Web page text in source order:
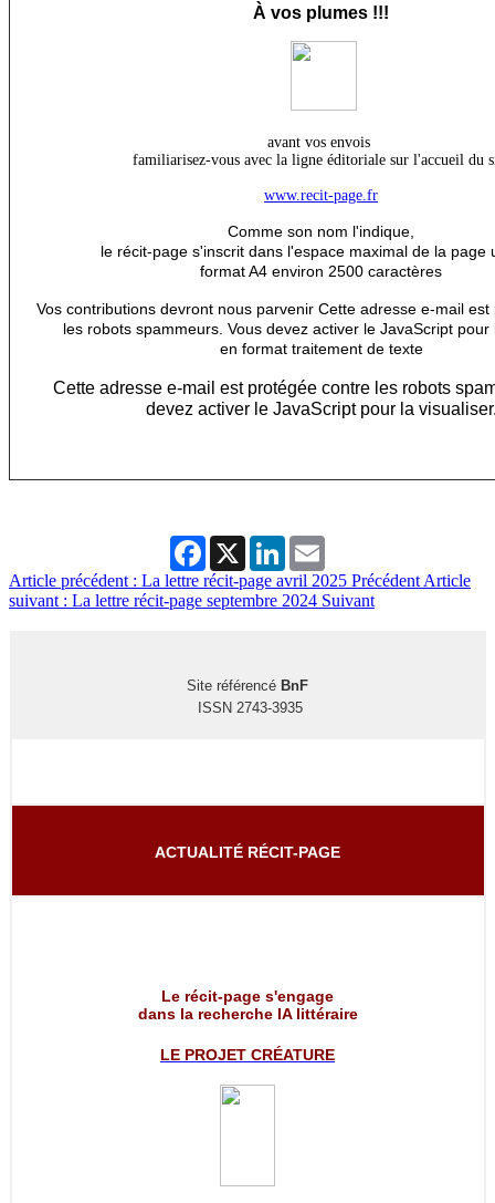
À vos plumes !!!
avant vos envois
familiarisez-vous avec la ligne éditoriale sur l'accueil du
www.recit-page.fr
Comme son nom l'indique,
le récit-page s'inscrit dans l'espace maximal de la page
format A4 environ 2500 caractères
Vos contributions devront nous parvenir Cette adresse e-mail
les robots spammeurs. Vous devez activer le JavaScript pour
en format traitement de texte
Cette adresse e-mail est protégée contre les robots
devez activer le JavaScript pour la
Facebook
X LinkedIn
Article précédent : La lettre récit-page avril 2025 Précédent Article
suivant : La lettre récit-page septembre 2024 Suivant
Site référencé BnF
ISSN 2743-3935
ACTUALITÉ RÉCIT-PAGE
Le récit-page s'engage
dans la recherche IA littéraire
LE PROJET CRÉATURE